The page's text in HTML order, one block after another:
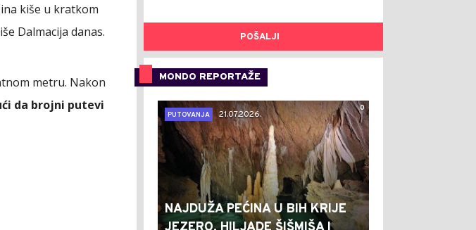
kiše u kratkom
Dalmacija danas.
metru. Nakon
da brojni putevi
POŠALJI
MONDO REPORTAŽE
0
PUTOVANJA
21.07.2026.
NAJDUŽA PEĆINA U BIH KRIJE